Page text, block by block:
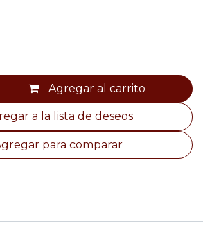
Agregar al carrito
para comparar
a la lista de deseos